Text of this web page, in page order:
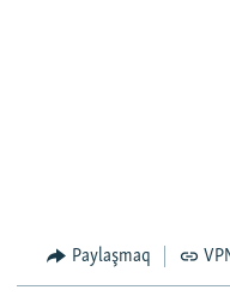
Paylaşmaq